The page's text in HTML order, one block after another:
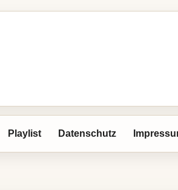
Playlist Datenschutz